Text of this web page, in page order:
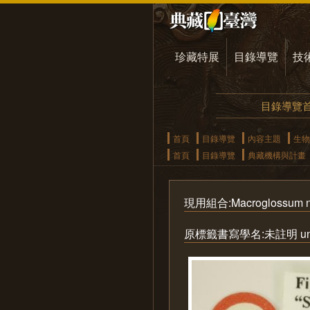
珍藏特展 目錄導覽 技
目錄導覽
首頁 目錄導覽 內容主題
生物
首頁
目錄導覽 典藏機構與計畫
現用組合:Macroglossum
原標籤書寫學名:未註明